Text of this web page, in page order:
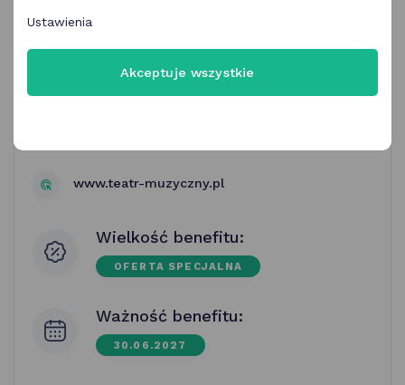
ul. Niezłomnych 1e Poznań
www.teatr-muzyczny.pl
Wielkość benefitu:
OFERTA SPECJALNA
Ważność benefitu:
30.06.2027
Ustawienia
Akceptuje wszystkie